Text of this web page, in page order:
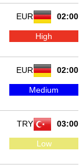
02:00
EUR
High
02:00
EUR
Medium
03:00
TRY
Low